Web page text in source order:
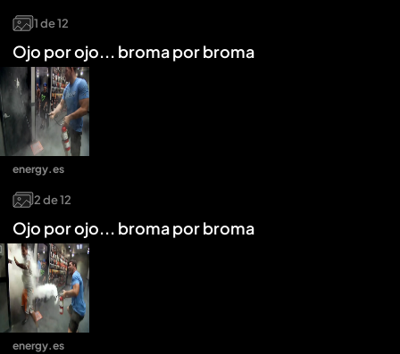
1de12
Ojo por ojo... broma por broma
2de12
Ojo por ojo... broma por broma
energy.es
energy.es